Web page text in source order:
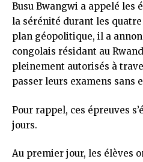
Busu Bwangwi a appelé les
la sérénité durant les
plan géopolitique, il a
congolais résidant au
pleinement autorisés à
passer leurs examens sans
Pour rappel, ces épreuves
jours.
Au premier jour, les élèves